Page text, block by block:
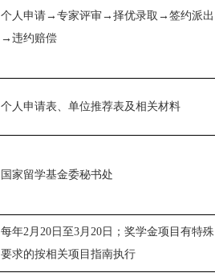
个人申请→专家评审→择优录取→签约派出
→违约赔偿
个人申请表、单位推荐表及相关材料
国家留学基金委秘书处
每年2月 20日至3月 20日；奖学金项目有特殊
要求的按相关项目指南执行